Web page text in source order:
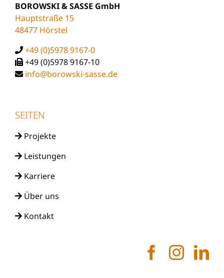
BOROWSKI & SASSE GmbH
Hauptstraße 15
48477 Hörstel
+49 (0)5978 9167-0
+49 (0)5978 9167-10
info@borowski-sasse.de
SEITEN
Projekte
Leistungen
Karriere
Über uns
Kontakt